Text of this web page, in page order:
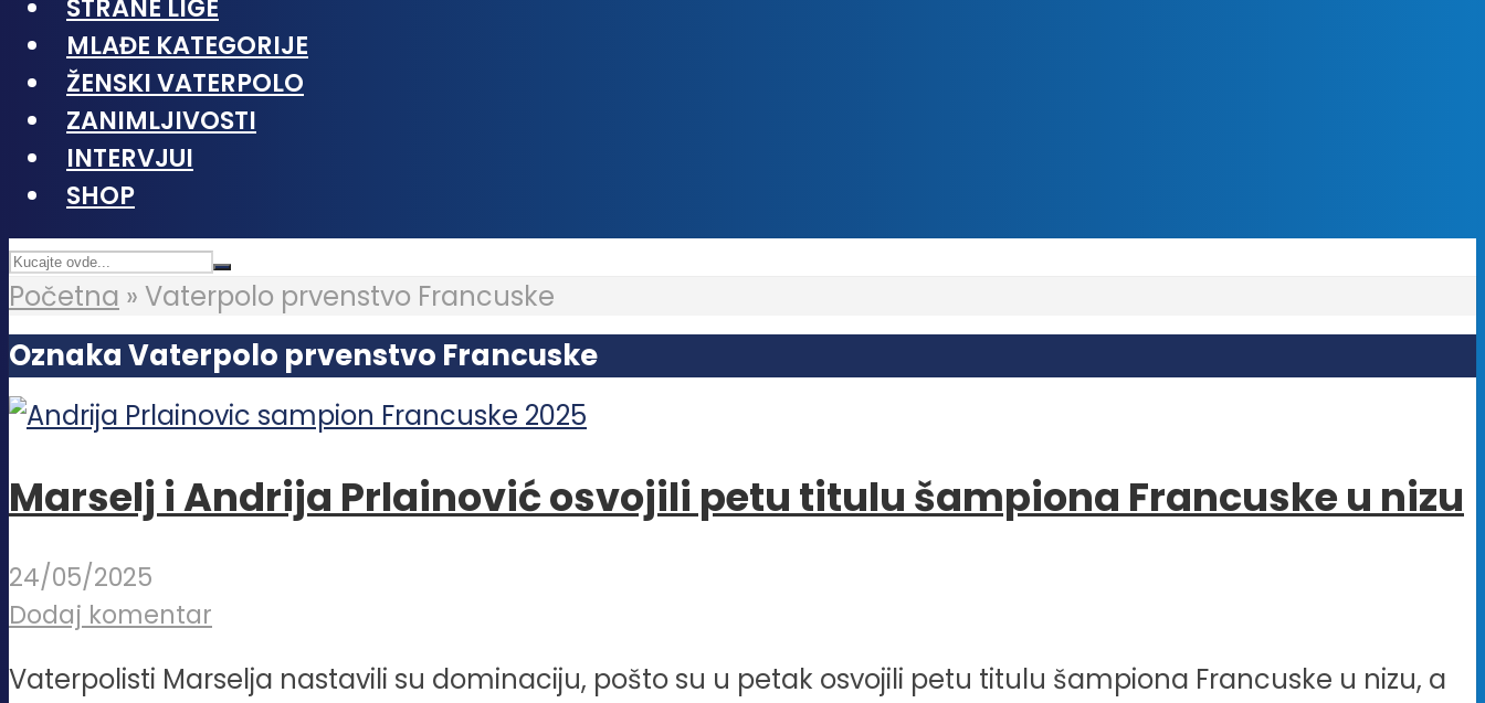
STRANE LIGE
MLAĐE KATEGORIJE
ŽENSKI VATERPOLO
ZANIMLJIVOSTI
INTERVJUI
SHOP
Početna » Vaterpolo prvenstvo Francuske
Oznaka Vaterpolo prvenstvo Francuske
Marselj i Andrija Prlainović osvojili petu titulu šampiona Francuske u nizu
24/05/2025
Dodaj komentar
Vaterpolisti Marselja nastavili su dominaciju, pošto su u petak osvojili petu titulu šampiona Francuske u nizu, a